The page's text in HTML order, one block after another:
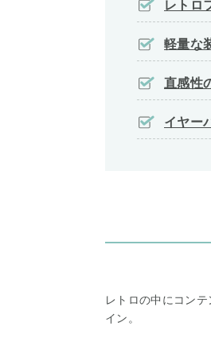
レトロ
軽量な
直感性
イヤー
レトロの中にコン
イン。